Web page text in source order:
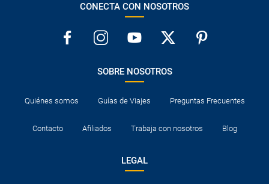
CONECTA CON NOSOTROS
SOBRE NOSOTROS
Quiénes somos Guías de Viajes Preguntas Frecuentes
Contacto Afiliados Trabaja con nosotros Blog
LEGAL